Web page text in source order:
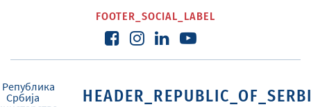
FOOTER_SOCIAL_LABEL